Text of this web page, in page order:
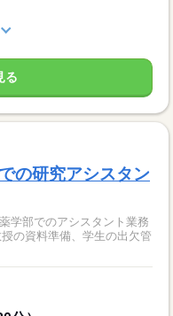
る
の研究アシスタン
学部でのアシスタント業務
の資料準備、学生の出欠管